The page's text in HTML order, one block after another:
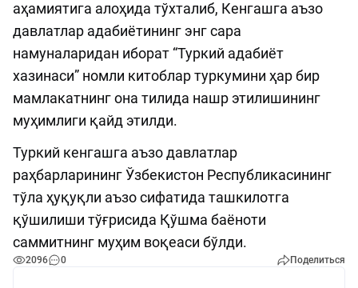
аҳамиятига алоҳида тўхталиб, Кенгашга аъзо
давлатлар адабиётининг энг сара
намуналаридан иборат “Туркий адабиёт
хазинаси” номли китоблар туркумини ҳар бир
мамлакатнинг она тилида нашр этилишининг
муҳимлиги қайд этилди.
Туркий кенгашга аъзо давлатлар
раҳбарларининг Ўзбекистон Республикасининг
тўла ҳуқуқли аъзо сифатида ташкилотга
қўшилиши тўғрисида Қўшма баёноти
саммитнинг муҳим воқеаси бўлди.
2096 0 Поделиться